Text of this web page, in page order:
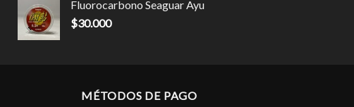
Fluorocarbono Seaguar Ayu
$30.000
MÉTODOS DE PAGO